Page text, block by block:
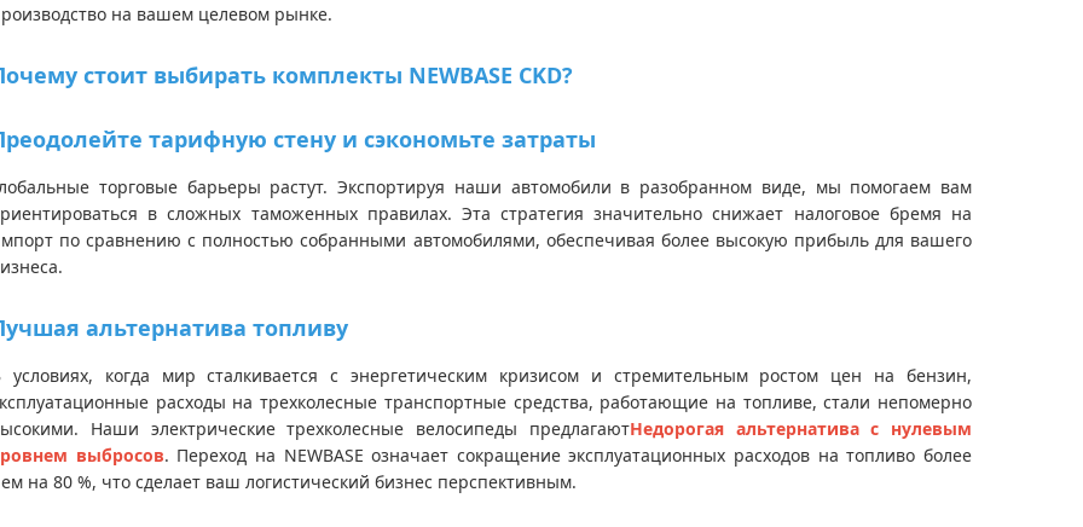
на вашем целевом рынке.
стоит выбирать комплекты NEWBASE CKD?
тарифную стену и сэкономьте затраты
торговые барьеры растут. Экспортируя наши автомобили в разобранном виде, мы помогаем вам
в сложных таможенных правилах. Эта стратегия значительно снижает налоговое бремя на
по сравнению с полностью собранными автомобилями, обеспечивая более высокую прибыль для вашего
альтернатива топливу
условиях, когда мир сталкивается с энергетическим кризисом и стремительным ростом цен на бензин,
расходы на трехколесные транспортные средства, работающие на топливе, стали непомерно
Наши электрические трехколесные велосипеды предлагаютНедорогая альтернатива с нулевым
выбросов. Переход на NEWBASE означает сокращение эксплуатационных расходов на топливо более
на 80 %, что сделает ваш логистический бизнес перспективным.